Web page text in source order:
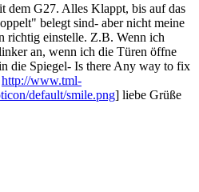
dem G27. Alles Klappt, bis auf das
belegt sind- aber nicht meine
richtig einstelle. Z.B. Wenn ich
an, wenn ich die Türen öffne
die Spiegel- Is there Any way to fix
http://www.tml-
default/smile.png] liebe Grüße